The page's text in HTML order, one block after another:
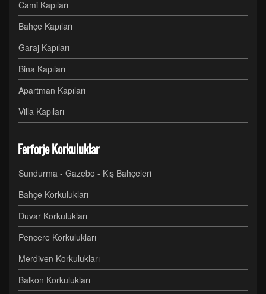
Cami Kapıları
Bahçe Kapıları
Garaj Kapıları
Bina Kapıları
Apartman Kapıları
Villa Kapıları
Ferforje Korkuluklar
Sundurma - Gazebo - Kış Bahçeleri
Bahçe Korkulukları
Duvar Korkulukları
Pencere Korkulukları
Merdiven Korkulukları
Balkon Korkulukları